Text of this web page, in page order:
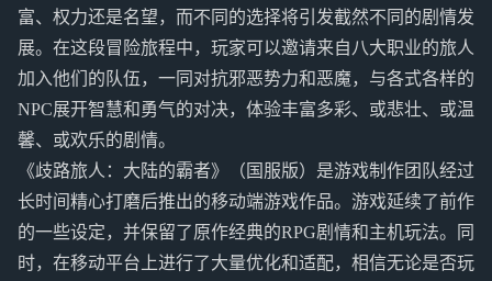
富、权力还是名望，而不同的选择将引发截然不同的剧情发
展。在这段冒险旅程中，玩家可以邀请来自八大职业的旅人
加入他们的队伍，一同对抗邪恶势力和恶魔，与各式各样的
NPC展开智慧和勇气的对决，体验丰富多彩、或悲壮、或温
馨、或欢乐的剧情。
《歧路旅人：大陆的霸者》（国服版）是游戏制作团队经过
长时间精心打磨后推出的移动端游戏作品。游戏延续了前作
的一些设定，并保留了原作经典的RPG剧情和主机玩法。同
时，在移动平台上进行了大量优化和适配，相信无论是否玩